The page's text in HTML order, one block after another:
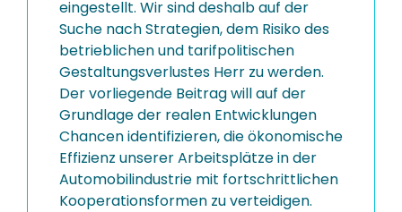
eingestellt. Wir sind deshalb auf der
Suche nach Strategien, dem Risiko des
betrieblichen und tarifpolitischen
Gestaltungsverlustes Herr zu werden.
Der vorliegende Beitrag will auf der
Grundlage der realen Entwicklungen
Chancen identifizieren, die ökonomische
Effizienz unserer Arbeitsplätze in der
Automobilindustrie mit fortschrittlichen
Kooperationsformen zu verteidigen.